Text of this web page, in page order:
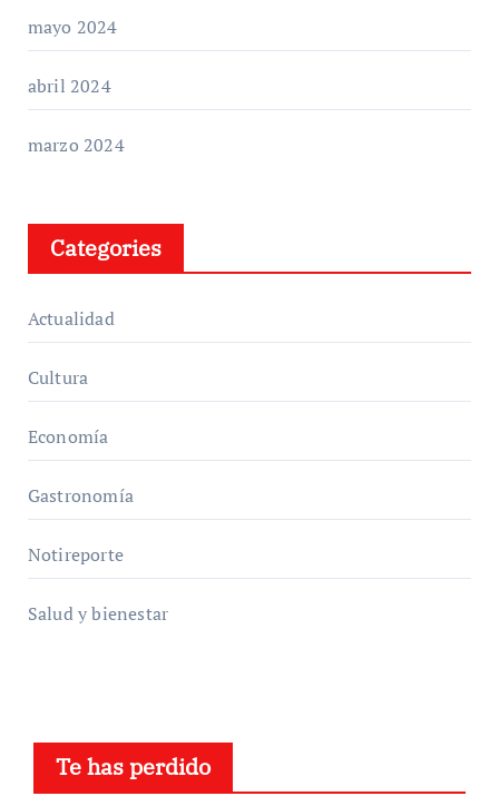
mayo 2024
abril 2024
marzo 2024
Categories
Actualidad
Cultura
Economía
Gastronomía
Notireporte
Salud y bienestar
Te has perdido